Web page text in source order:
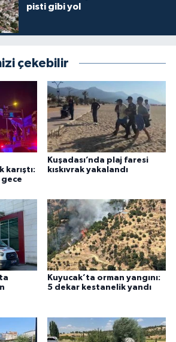
pisti gibi yol
çekebilir
karıştı:
Kuşadası’nda plaj faresi
kıskıvrak yakalandı
Kuyucak’ta orman yangını:
5 dekar kestanelik yandı